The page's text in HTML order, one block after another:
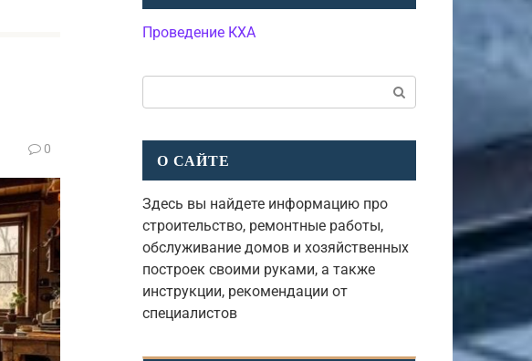
0
Проведение КХА
О САЙТЕ
Здесь вы найдете информацию про
строительство, ремонтные работы,
обслуживание домов и хозяйственных
построек своими руками, а также
инструкции, рекомендации от
специалистов